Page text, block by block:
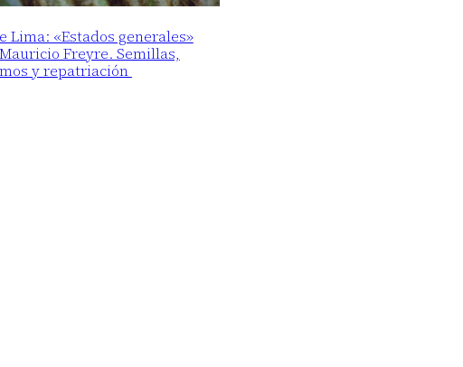
Lima: «Estados generales»
Mauricio Freyre. Semillas,
y repatriación